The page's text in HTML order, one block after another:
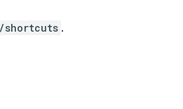
shortcuts .